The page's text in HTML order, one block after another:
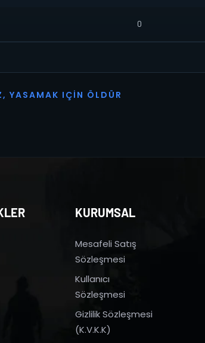
0
, YASAMAK I ÇI N Ö L D Ü R
KURUMSAL
Mesafeli Satış
Sözleşmesi
Kullanıcı
Sözleşmesi
Gizlilik Sözleşmesi
(K.V.K.K)